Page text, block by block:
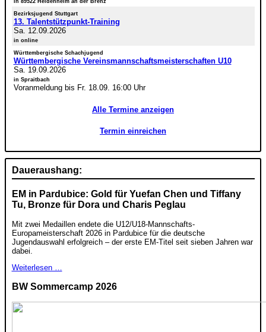
Bezirksjugend Stuttgart
13. Talentstützpunkt-Training
Sa. 12.09.2026
in online
Württembergische Schachjugend
Württembergische Vereinsmannschaftsmeisterschaften U10
Sa. 19.09.2026
in Spraitbach
Voranmeldung bis Fr. 18.09. 16:00 Uhr
Alle Termine anzeigen
Termin einreichen
Daueraushang:
EM in Pardubice: Gold für Yuefan Chen und Tiffany
Tu, Bronze für Dora und Charis Peglau
Mit zwei Medaillen endete die U12/U18-Mannschafts-
Europameisterschaft 2026 in Pardubice für die deutsche
Jugendauswahl erfolgreich – der erste EM-Titel seit sieben Jahren war
dabei.
Weiterlesen …
BW Sommercamp 2026